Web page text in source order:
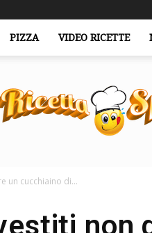
PIZZA VIDEO RICETTE
un cucchiaino di...
non